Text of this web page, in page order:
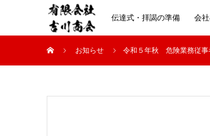
伝達式・拝謁の準備 会
お知らせ 令和５年秋 危険業務従事